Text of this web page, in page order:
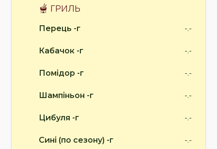
🫕 ГРИЛЬ
Перець -г -.-
Кабачок -г -.-
Помідор -г -.-
Шампіньон -г -.-
Цибуля -г -.-
Сині (по сезону) -г -.-